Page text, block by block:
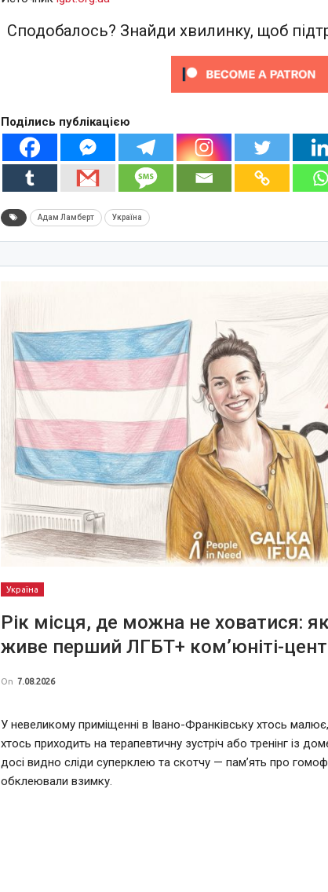
Сподобалось? Знайди хвилинку, щоб
Поділись публікацією
Адам Ламберт Україна
Україна
Рік місця, де можна не ховатися:
живе перший ЛГБТ+ ком’юніті-
On 7.08.2026
У невеликому приміщенні в Івано-Франківську хтось малює,
хтось приходить на терапевтичну зустріч або тренінг із
досі видно сліди суперклею та скотчу — пам’ять про
обклеювали взимку.